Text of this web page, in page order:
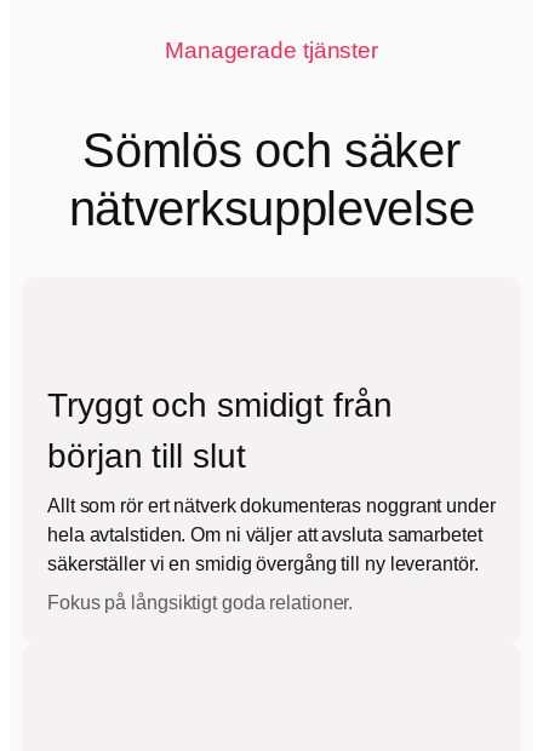
Managerade tjänster
Sömlös och säker
nätverksupplevelse
Tryggt och smidigt från
början till slut
Allt som rör ert nätverk dokumenteras noggrant under
hela avtalstiden. Om ni väljer att avsluta samarbetet
säkerställer vi en smidig övergång till ny leverantör.
Fokus på långsiktigt goda relationer.